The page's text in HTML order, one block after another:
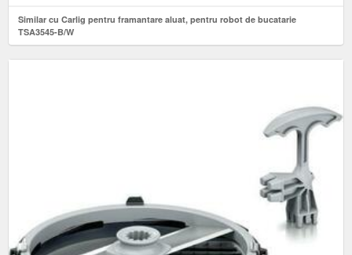
Similar cu Carlig pentru framantare aluat, pentru robot de bucatarie
TSA3545-B/W